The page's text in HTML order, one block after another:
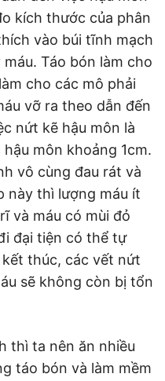
kích thước của phân
vào búi tĩnh mạch
Táo bón làm cho
cho các mô phải
vỡ ra theo dẫn đến
nứt kẽ hậu môn là
môn khoảng 1cm.
vô cùng đau rát và
này thì lượng máu ít
và máu có mùi đỏ
đại tiện có thể tự
thúc, các vết nứt
sẽ không còn bị tổn
thì ta nên ăn nhiều
táo bón và làm mềm